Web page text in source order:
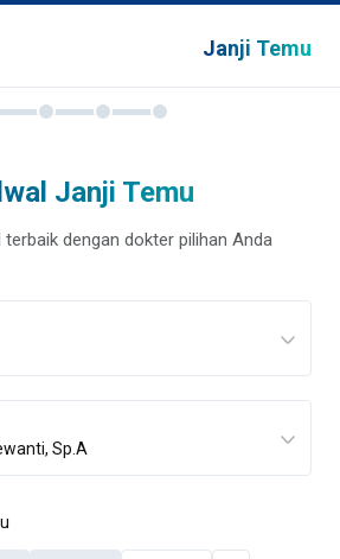
Janji Temu
Janji Temu
terbaik dengan dokter pilihan Anda